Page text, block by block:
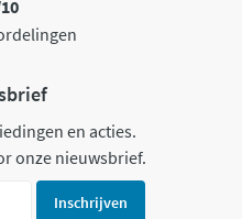
en acties.
onze nieuwsbrief.
Inschrijven